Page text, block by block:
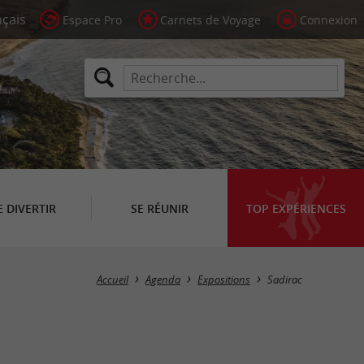
Espace Pro Carnets de Voyage Connexion
DIVERTIR SE RÉUNIR TOP EXPÉRIENCES
Masquer la carte
Accueil Agenda Expositions Sadirac